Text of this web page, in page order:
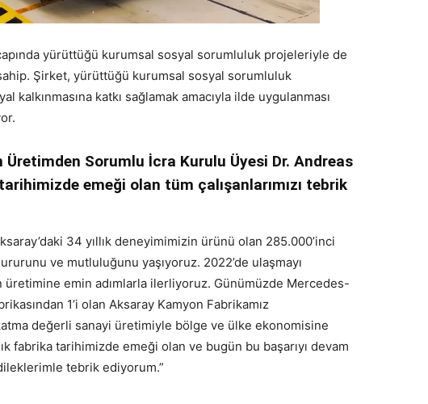
yürüttüğü kurumsal sosyal sorumluluk projeleriyle de
Şirket, yürüttüğü kurumsal sosyal sorumluluk
kalkınmasına katkı sağlamak amacıyla ilde uygulanması
Sorumlu İcra Kurulu Üyesi Dr. Andreas
emeği olan tüm çalışanlarımızı tebrik
34 yıllık deneyimimizin ürünü olan 285.000’inci
ve mutluluğunu yaşıyoruz. 2022’de ulaşmayı
emin adımlarla ilerliyoruz. Günümüzde Mercedes-
1’i olan Aksaray Kamyon Fabrikamız
değerli sanayi üretimiyle bölge ve ülke ekonomisine
fabrika tarihimizde emeği olan ve bugün bu başarıyı devam
tebrik ediyorum.”